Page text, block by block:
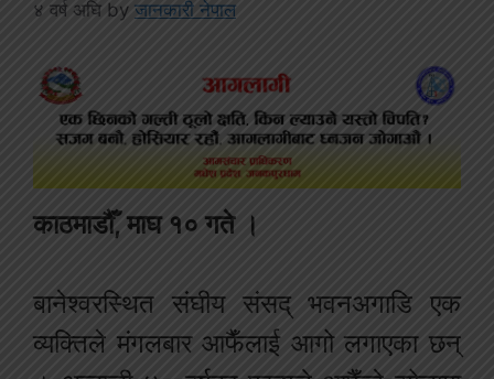
४ वर्ष अघि by जानकारी नेपाल
काठमाडौँ, माघ १० गते ।
बानेश्वरस्थित संघीय संसद् भवनअगाडि एक
व्यक्तिले मंगलबार आफैँलाई आगो लगाएका छन्